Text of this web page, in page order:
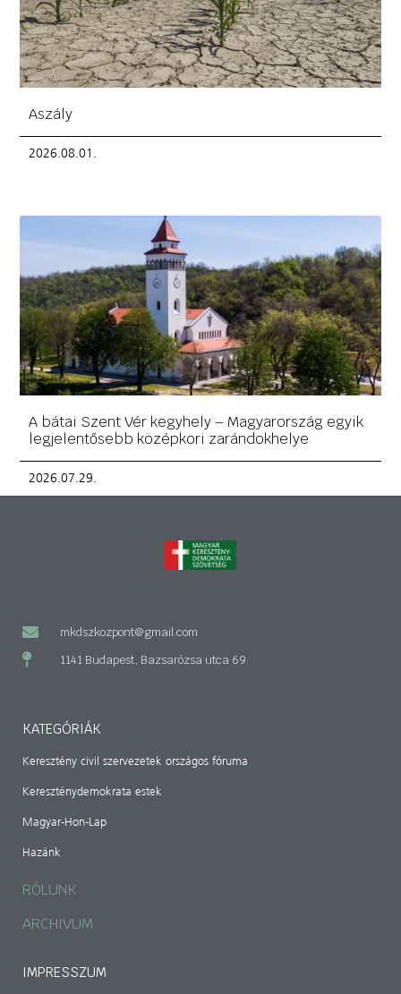
Aszály
2026.08.01.
A bátai Szent Vér kegyhely – Magyarország egyik
legjelentősebb középkori zarándokhelye
2026.07.29.
mkdszkozpont@gmail.com
1141 Budapest, Bazsarózsa utca 69.
KATEGÓRIÁK
Keresztény civil szervezetek országos fóruma
Kereszténydemokrata estek
Magyar-Hon-Lap
Hazánk
RÓLUNK
ARCHIVUM
IMPRESSZUM